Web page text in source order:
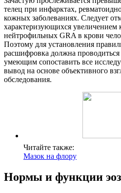
телец при инфарктах,
кожных заболеваниях. Следует
характеризующихся увеличением
нейтрофильных GRA в крови
Поэтому для установления
расшифровка должна
умеющим сопоставить все
вывод на основе объективного
обследования.
Читайте также:
Мазок на флору
Нормы и функции